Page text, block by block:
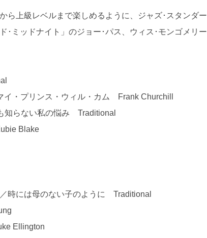
ら上級レベルまで楽しめるように、ジャズ･スタンダー
･ミッドナイト」のジョー･パス、ウィス･モンゴメリー
イ・プリンス・ウィル・カム Frank Churchill
知らない私の悩み Traditional
Blake
時には母のない子のように Traditional
Ellington